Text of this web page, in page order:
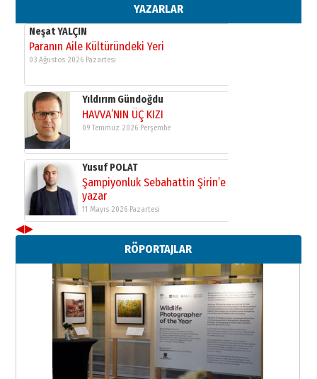
YAZARLAR
11 Mayıs 2026 Pazartesi
Neşat YALÇIN
Paranın Aile Kültüründeki Yeri
03 Ağustos 2026 Pazartesi
Yıldırım Gündoğdu
HAVVA’NIN ÜÇ KIZI
09 Temmuz 2026 Perşembe
Yusuf POLAT
Şampiyonluk Sebahattin Şirin’e
yazar
11 Mayıs 2026 Pazartesi
Neşat YALÇIN
Paranın Aile Kültüründeki Yeri
03 Ağustos 2026 Pazartesi
Yıldırım Gündoğdu
HAVVA’NIN ÜÇ KIZI
09 Temmuz 2026 Perşembe
Yusuf POLAT
◀▶
RÖPORTAJLAR